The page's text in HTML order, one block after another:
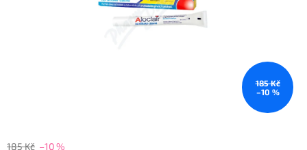
185 Kč
–10 %
185 Kč –10 %